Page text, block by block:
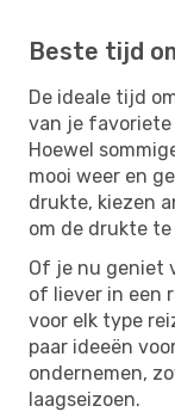
Beste tijd
De ideale tijd
van je
Hoewel
mooi weer en
drukte, kiezen
om de drukte
Of je nu geniet
of liever in een
voor elk type
paar ideeën
ondernemen,
laagseizoen.